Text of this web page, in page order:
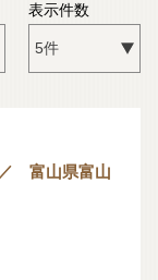
表示件数
富山県富山